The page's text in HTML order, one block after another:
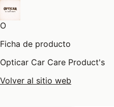
O
Ficha de producto
Opticar Car Care Product's
Volver al sitio web